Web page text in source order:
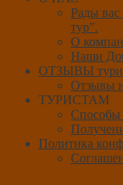
Рады
тур”.
О
Наши
ОТЗЫВЫ
Отзывы
ТУРИСТАМ
Способы
Политика